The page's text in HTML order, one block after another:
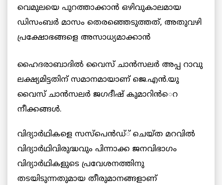
വെമുലയെ പുറത്താക്കാന്‍ ഒഴിവുകാലമായ
ഡിസംബര്‍ മാസം തെരഞ്ഞെടുത്തത്, അതുവഴി
പ്രക്ഷോഭങ്ങളെ അസാധ്യമാക്കാന്‍
ഹൈദരാബാദില്‍ വൈസ് ചാന്‍സലര്‍ അപ്പ റാവു
ലക്ഷ്യമിട്ടതിന് സമാനമായാണ് ജെ.എന്‍.യു
വൈസ് ചാന്‍സലര്‍ ജഗദീഷ് കുമാറിന്‍െറ
നീക്കങ്ങള്‍.
വിദ്യാര്‍ഥികളെ സസ്പെന്‍ഡ്് ചെയ്ത മറവില്‍
വിദ്യാര്‍ഥിവിരുദ്ധവും പിന്നാക്ക ജനവിഭാഗം
വിദ്യാര്‍ഥികളുടെ പ്രവേശനത്തിനു
തടയിടുന്നതുമായ തീരുമാനങ്ങളാണ്